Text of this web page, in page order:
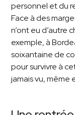
personnel et du
Face à des
n’ont eu d’autre
exemple, à
soixantaine de
pour survivre à
jamais vu, même